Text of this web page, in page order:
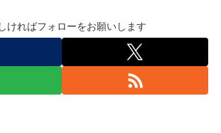
ければフォローをお願いします